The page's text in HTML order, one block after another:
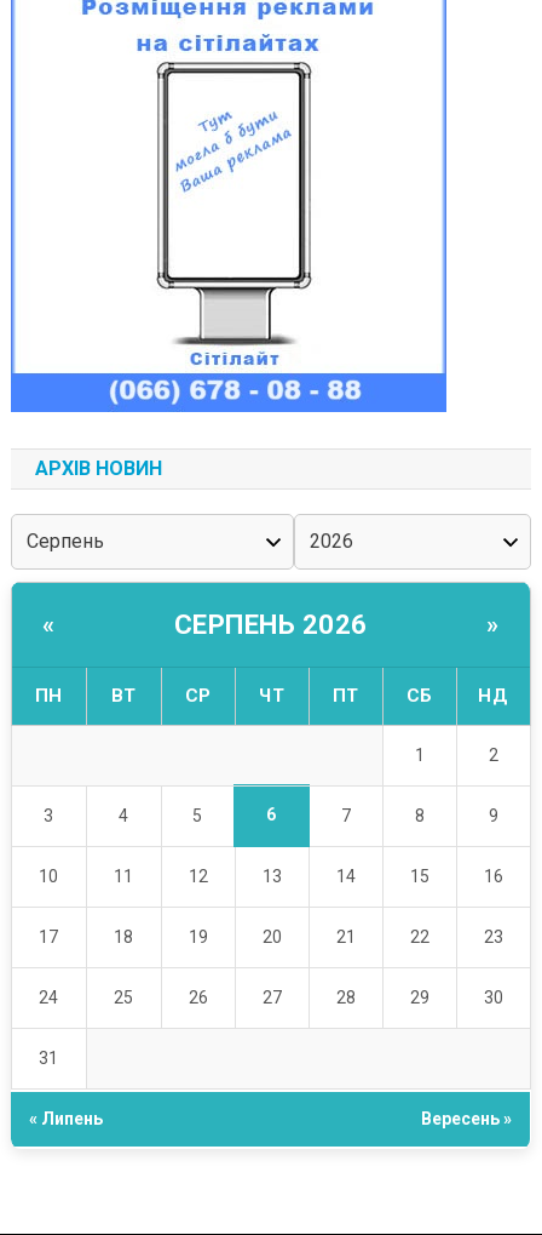
АРХІВ НОВИН
« СЕРПЕНЬ 2026 »
ПН ВТ СР ЧТ ПТ СБ НД
1 2
3 4 5 6 7 8 9
10 11 12 13 14 15 16
17 18 19 20 21 22 23
24 25 26 27 28 29 30
31
« Липень Вересень »